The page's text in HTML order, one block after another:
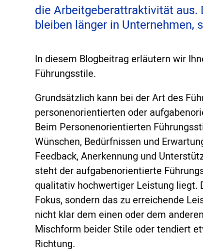
die Arbeitgeberattraktivität
bleiben länger in
In diesem Blogbeitrag erläutern wir
Führungsstile.
Grundsätzlich kann bei der Art des
personenorientierten oder
Beim Personenorientierten
Wünschen, Bedürfnissen und
Feedback, Anerkennung und
steht der aufgabenorientierte
qualitativ hochwertiger Leistung liegt.
Fokus, sondern das zu erreichende
nicht klar dem einen oder dem
Mischform beider Stile oder tendiert
Richtung.